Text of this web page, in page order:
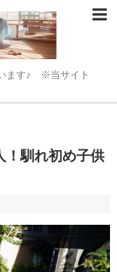
ます♪ ※当サイト
！馴れ初め子供